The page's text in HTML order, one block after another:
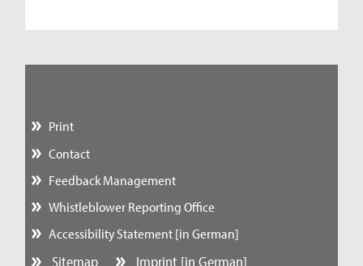
Print
Contact
Feedback Management
Whistleblower Reporting Office
Accessibility Statement [in German]
Sitemap Imprint [in German]